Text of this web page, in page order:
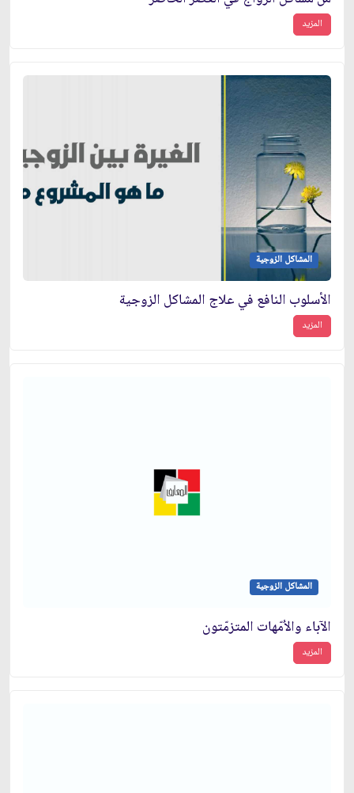
المزيد
المشاكل الزوجية
الأسلوب النافع في علاج المشاكل الزوجية
المزيد
المشاكل الزوجية
الآباء والاُمّهات المتزمّتون
المزيد